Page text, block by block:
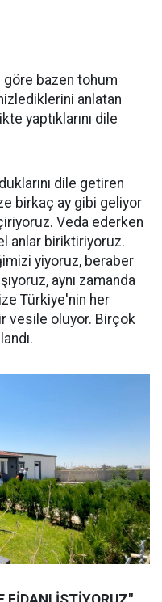
bazen tohum
anlatan
yaptıklarını dile
dile getiren
birkaç ay gibi geliyor
Veda ederken
anlar biriktiriyoruz.
yiyoruz, beraber
aynı zamanda
Türkiye'nin her
vesile oluyor. Birçok